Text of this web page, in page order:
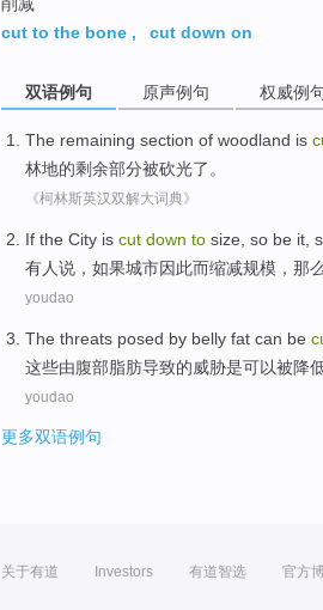
削减
cut to the bone , cut down on
双语例句 原声例句 权威例
The remaining section of woodland is
林地的剩余部分被砍光了。
《柯林斯英汉双解大词典》
If the City is cut down to size so be it
有人说 ， 如果城市因此而缩减规模 ，那么
youdao
The threats posed by belly fat can be
这些由腹部脂肪导致的威胁是可以被降
youdao
更多双语例句
关于有道 Investors 有道智选 官方